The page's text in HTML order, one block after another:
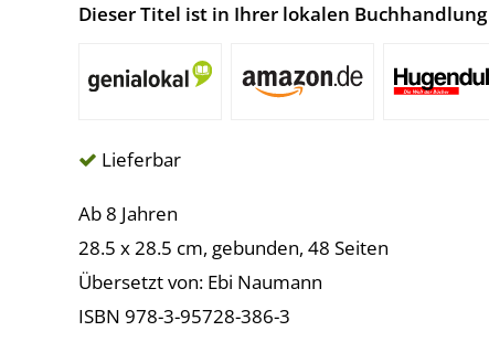
Dieser Titel ist in Ihrer lokalen
Lieferbar
Ab 8 Jahren
28.5 x 28.5 cm, gebunden, 48 Seiten
Übersetzt von: Ebi Naumann
ISBN 978-3-95728-386-3